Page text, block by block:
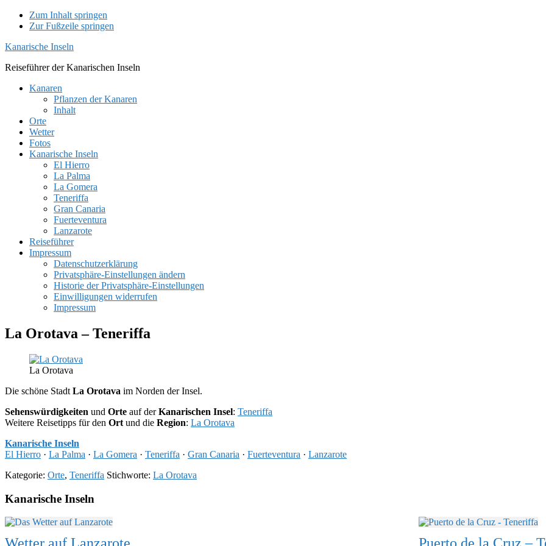
Zum Inhalt springen
Zur Fußzeile springen
Kanarische Inseln
Reiseführer der Kanarischen Inseln
Kanaren
Pflanzen der Kanaren
Inhalt
Orte
Wetter
Fotos
Kanarische Inseln
El Hierro
La Palma
La Gomera
Teneriffa
Gran Canaria
Fuerteventura
Lanzarote
Reiseführer
Impressum
Datenschutzerklärung
Privatsphäre-Einstellungen ändern
Historie der Privatsphäre-Einstellungen
Einwilligungen widerrufen
Impressum
La Orotava – Teneriffa
La Orotava
Die schöne Stadt La Orotava im Norden der Insel.
Sehenswürdigkeiten und Orte auf derKanarischen Insel: Teneriffa
Weitere Reisetipps für den Ort und die Region: La Orotava
Kanarische Inseln
El Hierro · La Palma · La Gomera · Teneriffa · Gran Canaria · Fuerteventura · Lanzarote
Kategorie: Orte, Teneriffa Stichworte: La Orotava
Kanarische Inseln